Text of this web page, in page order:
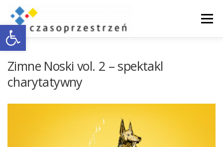
Otwórz pasek narzędzi
Przejdź
treści
Menu
Zimne Noski vol. 2 – spektakl
charytatywny